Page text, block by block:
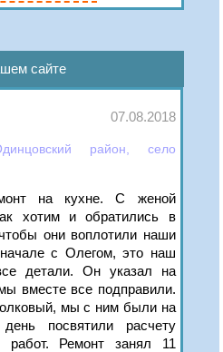
сайте
07.08.2018
район, село
на кухне. С женой
хотим и обратились в
они воплотили наши
с Олегом, это наш
детали. Он указал на
вместе все подправили.
мы с ним были на
посвятили расчету
работ. Ремонт занял 11